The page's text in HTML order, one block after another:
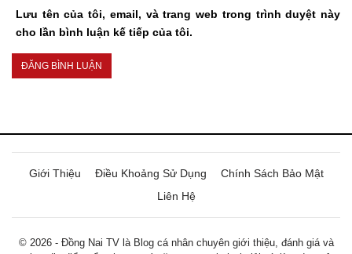
Lưu tên của tôi, email, và trang web trong trình duyệt này
cho lần bình luận kế tiếp của tôi.
Giới Thiệu Điều Khoảng Sử Dụng
Chính Sách Bảo Mật
Liên Hệ
© 2026 - Đồng Nai TV là Blog cá nhân chuyên giới thiệu, đánh giá và